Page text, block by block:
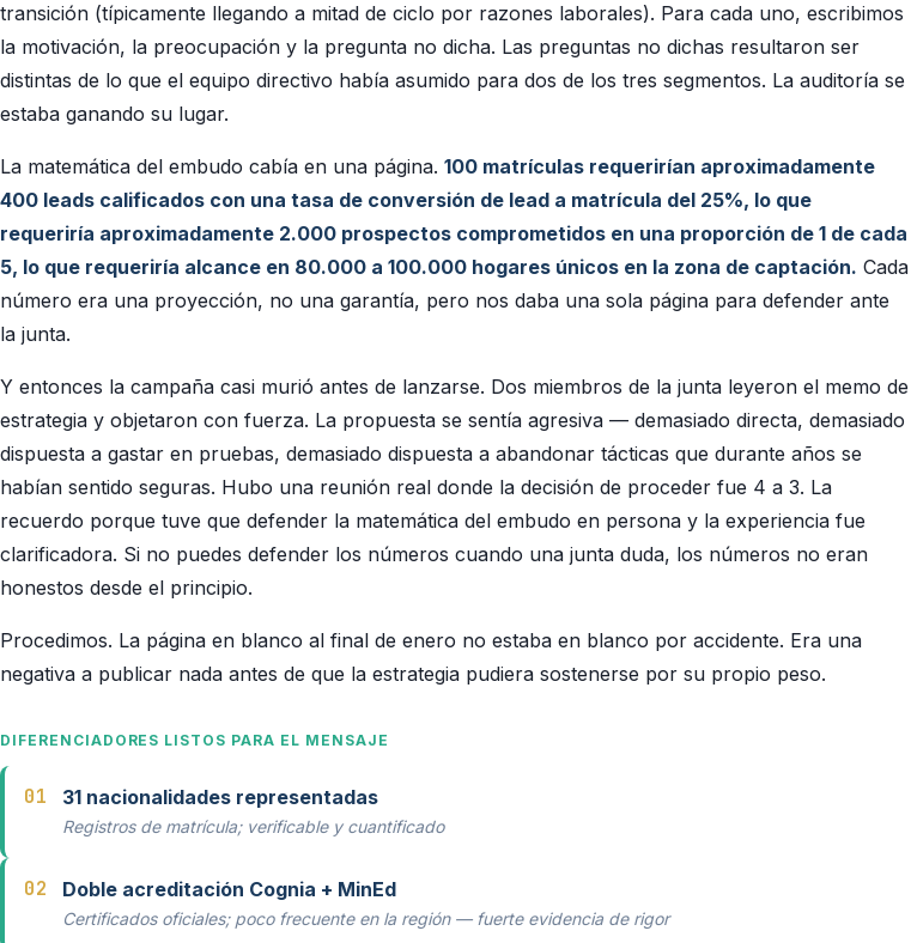
transición (típicamente llegando a mitad de ciclo por razones laborales). Para cada uno, escribimos
la motivación, la preocupación y la pregunta no dicha. Las preguntas no dichas resultaron ser
distintas de lo que el equipo directivo había asumido para dos de los tres segmentos. La auditoría se
estaba ganando su lugar.
La matemática del embudo cabía en una página. 100 matrículas requerirían aproximadamente
400 leads calificados con una tasa de conversión de lead a matrícula del 25%, lo que
requeriría aproximadamente 2.000 prospectos comprometidos en una proporción de 1 de cada
5, lo que requeriría alcance en 80.000 a 100.000 hogares únicos en la zona de captación. Cada
número era una proyección, no una garantía, pero nos daba una sola página para defender ante
la junta.
Y entonces la campaña casi murió antes de lanzarse. Dos miembros de la junta leyeron el memo de
estrategia y objetaron con fuerza. La propuesta se sentía agresiva — demasiado directa, demasiado
dispuesta a gastar en pruebas, demasiado dispuesta a abandonar tácticas que durante años se
habían sentido seguras. Hubo una reunión real donde la decisión de proceder fue 4 a 3. La
recuerdo porque tuve que defender la matemática del embudo en persona y la experiencia fue
clarificadora. Si no puedes defender los números cuando una junta duda, los números no eran
honestos desde el principio.
Procedimos. La página en blanco al final de enero no estaba en blanco por accidente. Era una
negativa a publicar nada antes de que la estrategia pudiera sostenerse por su propio peso.
DIFERENCIADORES LISTOS PARA EL MENSAJE
01 31 nacionalidades representadas
Registros de matrícula; verificable y cuantificado
02 Doble acreditación Cognia + MinEd
Certificados oficiales; poco frecuente en la región — fuerte evidencia de rigor